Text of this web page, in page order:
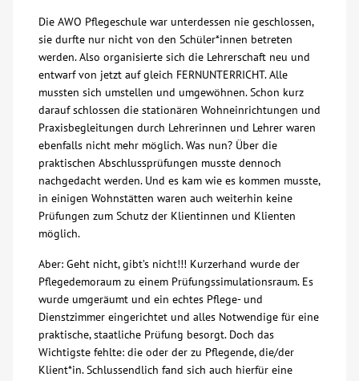
Spenden
Mitmachen
Karriere
Ausbildung
Glossar
Kontakt
AWO BB Süd
Die AWO Pflegeschule war unterdessen nie geschlossen,
sie durfte nur nicht von den Schüler*innen betreten
werden. Also organisierte sich die Lehrerschaft neu und
entwarf von jetzt auf gleich FERNUNTERRICHT. Alle
mussten sich umstellen und umgewöhnen. Schon kurz
darauf schlossen die stationären Wohneinrichtungen und
Praxisbegleitungen durch Lehrerinnen und Lehrer waren
ebenfalls nicht mehr möglich. Was nun? Über die
praktischen Abschlussprüfungen musste dennoch
nachgedacht werden. Und es kam wie es kommen musste,
in einigen Wohnstätten waren auch weiterhin keine
Prüfungen zum Schutz der Klientinnen und Klienten
möglich.
Aber: Geht nicht, gibt’s nicht!!! Kurzerhand wurde der
Pflegedemoraum zu einem Prüfungssimulationsraum. Es
wurde umgeräumt und ein echtes Pflege- und
Dienstzimmer eingerichtet und alles Notwendige für eine
praktische, staatliche Prüfung besorgt. Doch das
Wichtigste fehlte: die oder der zu Pflegende, die/der
Klient*in. Schlussendlich fand sich auch hierfür eine